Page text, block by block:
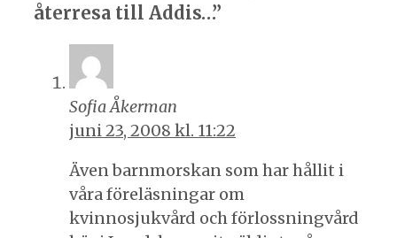
återresa till Addis…”
Sofia Åkerman
juni 23, 2008 kl. 11:22
Även barnmorskan som har hållit i
våra föreläsningar om
kvinnosjukvård och förlossningvård